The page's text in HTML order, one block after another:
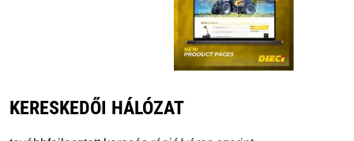
KERESKEDŐI HÁLÓZAT